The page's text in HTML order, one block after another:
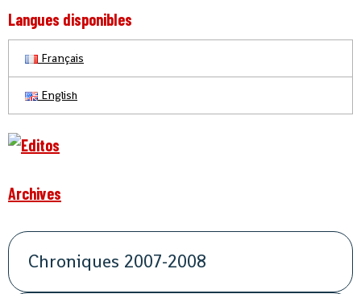
Langues disponibles
Français
English
Archives
Chroniques 2007-2008